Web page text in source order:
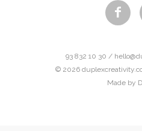
93 832 10 30 /
© 2026
Made by